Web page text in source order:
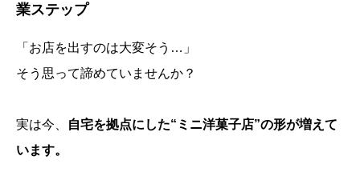
業ステップ
「お店を出すのは大変そう…」
そう思って諦めていませんか？
実は今、
自宅を拠点にした“ミニ洋菓子店”の形が増えて
います。